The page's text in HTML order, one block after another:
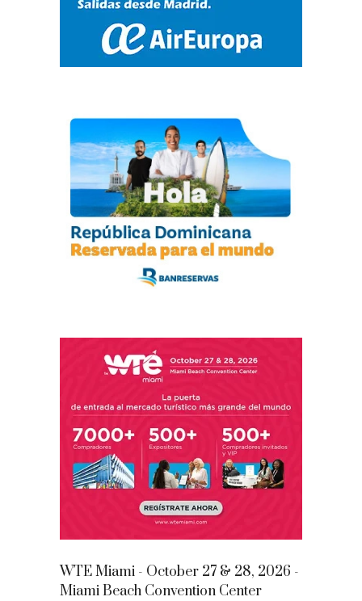
WTE Miami - October 27 & 28, 2026 -
Miami Beach Convention Center